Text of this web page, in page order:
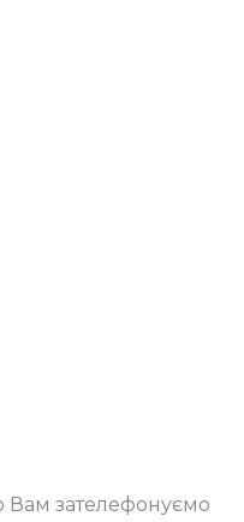
Вам зателефонуємо